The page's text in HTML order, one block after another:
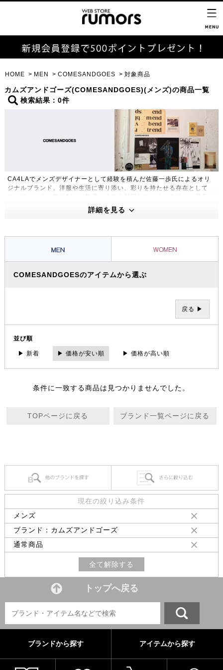
HOME MEN COMESANDGOES 対象商品
カムズアンドゴーズ(COMESANDGOES)(メンズ)の商品一覧
検索結果：0件
CA4LAでメンズデザイナーとして経験を積んだ佐藤一歩氏によるオリ
ジナルブランド。洋服や生活に寄り添い、彩りを持たせる存在として
持って送り出した物の証として、すべてのアイテムに、手書きのブラン
詳細を見る
COMESANDGOESのアイテムから選ぶ
戻る ▶
並び順
▶ 新着 ▶ 価格が安い順 ▶ 価格が高い順
条件に一致する商品は見つかりませんでした。
TOPページに戻る ブランド一覧ページに戻る
現在の絞り込み条件
メンズ
ブランド：カムズアンドゴーズ
通常商品
全て解除する
トップへ戻る
ブランドから探す アイテムから探す